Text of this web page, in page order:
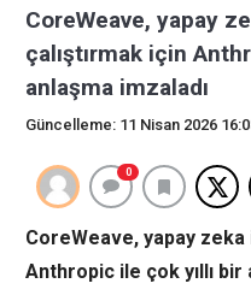
CoreWeave, yapay
çalıştırmak için
anlaşma imzaladı
Güncelleme: 11 Nisan 2026
0
CoreWeave, yapay zeka
Anthropic ile çok yıllı bir